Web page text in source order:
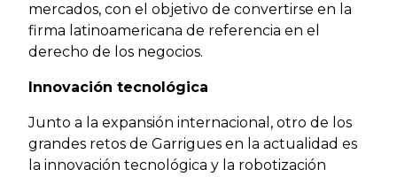
mercados, con el objetivo de convertirse en la
firma latinoamericana de referencia en el
derecho de los negocios.
Innovación tecnológica
Junto a la expansión internacional, otro de los
grandes retos de Garrigues en la actualidad es
la innovación tecnológica y la robotización